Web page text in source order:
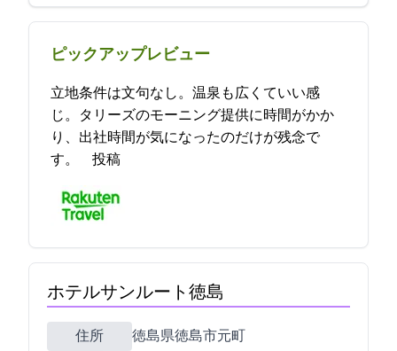
ピックアップレビュー
立地条件は文句なし。温泉も広くていい感
じ。タリーズのモーニング提供に時間がかか
り、出社時間が気になったのだけが残念で
す。 2021-11-13 07:18:46投稿
ホテルサンルート徳島
住所
徳島県徳島市元町1-5-1